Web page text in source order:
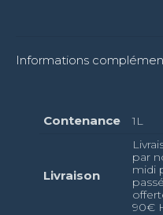
Informations
Contenance 1L
Livraison
par
midi
90€